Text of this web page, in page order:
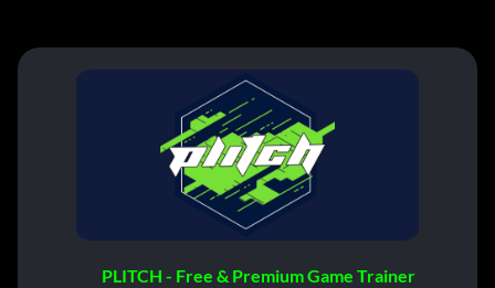
PLITCH - Free & Premium Game Trainer